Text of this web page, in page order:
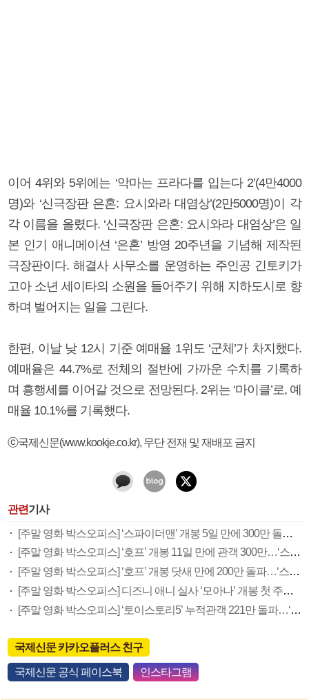
이어 4위와 5위에는 ‘악마는 프라다를 입는다 2’(4만4000
명)와 ‘신극장판 은혼: 요시와라 대염상’(2만5000명)이 각
각 이름을 올렸다. ‘신극장판 은혼: 요시와라 대염상’은 일
본 인기 애니메이션 ‘은혼’ 방영 20주년을 기념해 제작된
극장판이다. 해결사 사무소를 운영하는 주인공 긴토키가
고아 소년 세이타의 소원을 들어주기 위해 지하도시로 향
하며 벌어지는 일을 그린다.
한편, 이날 낮 12시 기준 예매율 1위도 ‘군체’가 차지했다.
예매율은 44.7%로 전체의 절반에 가까운 수치를 기록하
며 흥행세를 이어갈 것으로 전망된다. 2위는 ‘마이클’로, 예
매율 10.1%를 기록했다.
ⓒ국제신문(www.kookje.co.kr), 무단 전재 및 재배포 금지
관련기사
[주말 영화 박스오피스] ‘스파이더맨’ 개봉 5일 만에 300만 돌풍…박스오피스·예매율 동시 1위
[주말 영화 박스오피스] ‘호프’ 개봉 11일 만에 관객 300만…‘스파이더맨’ 예매율 68.8% 1위
[주말 영화 박스오피스] ‘호프’ 개봉 닷새 만에 200만 돌파…‘스파이더맨: 브랜드 뉴 데이’ 예매율 1위
[주말 영화 박스오피스] 디즈니 애니 실사 ‘모아나’ 개봉 첫 주말 정상…‘호프’ 예매율 62.5% 1위
[주말 영화 박스오피스] ‘토이스토리5’ 누적관객 221만 돌파…‘호프’ 예매율 1위
국제신문 카카오플러스 친구
국제신문 공식 페이스북 인스타그램